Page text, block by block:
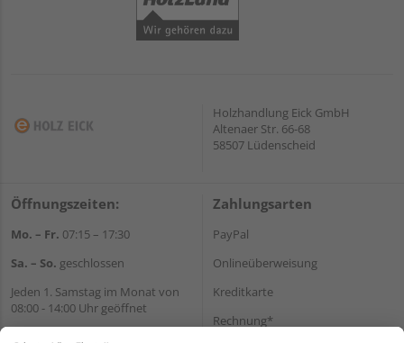
Holzhandlung Eick GmbH
Altenaer Str. 66-68
58507 Lüdenscheid
Öffnungszeiten:
Mo. – Fr. 07:15 – 17:30
Sa. – So. geschlossen
Jeden 1. Samstag im Monat von
08:00 - 14:00 Uhr geöffnet
Zahlungsarten
PayPal
Onlineüberweisung
Kreditkarte
Rechnung*